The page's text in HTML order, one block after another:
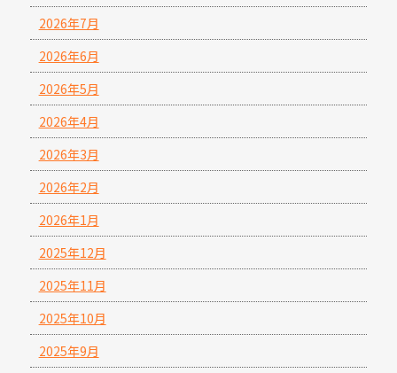
2026年7月
2026年6月
2026年5月
2026年4月
2026年3月
2026年2月
2026年1月
2025年12月
2025年11月
2025年10月
2025年9月